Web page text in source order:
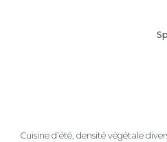
Cuisine d’été, densité végétale